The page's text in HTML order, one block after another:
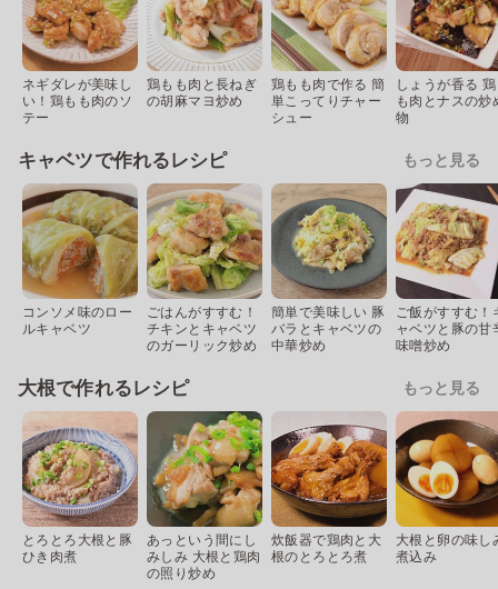
ネギダレが美味し
い！鶏もも肉のソ
テー
鶏もも肉と長ねぎ
の胡麻マヨ炒め
鶏もも肉で作る 簡
単こってりチャー
シュー
しょうが香る
も肉とナスの炒
物
キャベツで作れるレシピ もっと見る
コンソメ味のロー
ルキャベツ
ごはんがすすむ！
チキンとキャベツ
のガーリック炒め
簡単で美味しい 豚
バラとキャベツの
中華炒め
ご飯がすすむ！
ャベツと豚の甘
味噌炒め
大根で作れるレシピ もっと見る
とろとろ大根と豚
ひき肉煮
あっという間にし
みしみ 大根と鶏肉
の照り炒め
炊飯器で鶏肉と大
根のとろとろ煮
大根と卵の味し
煮込み